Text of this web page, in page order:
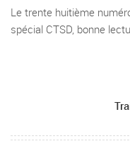
Le trente huitième
spécial CTSD, bonne